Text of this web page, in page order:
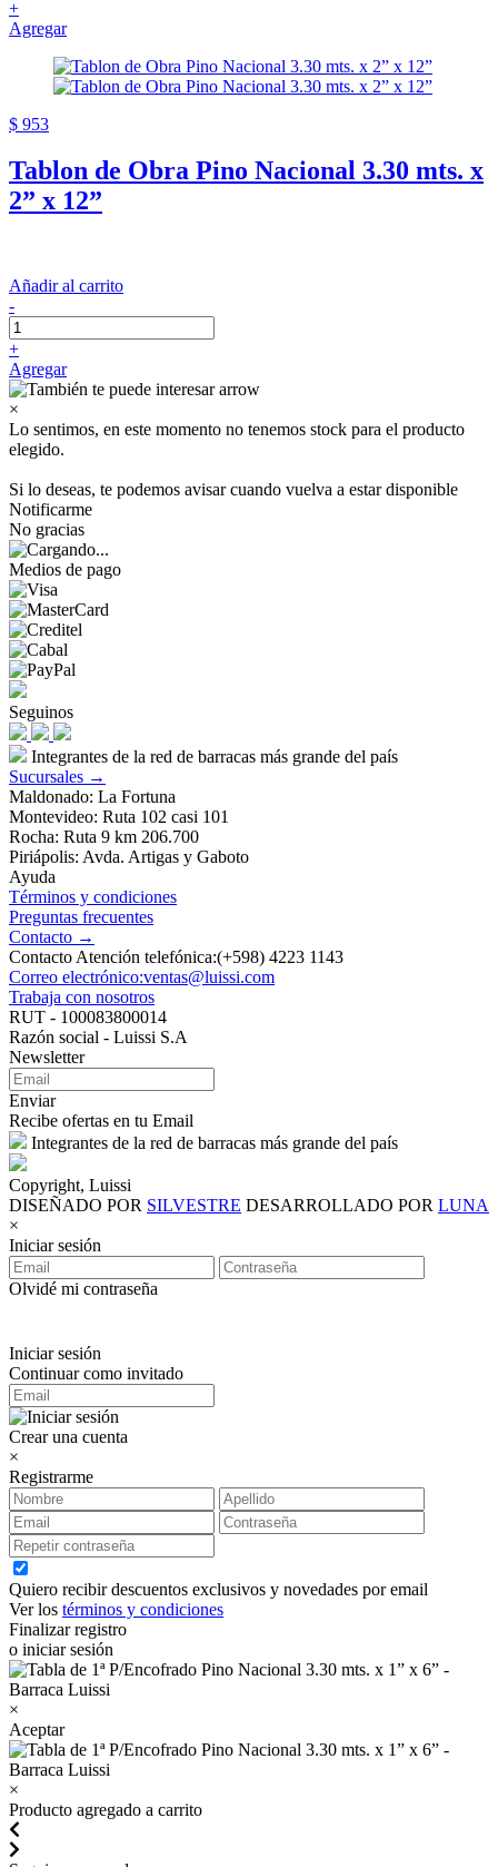
+
Agregar
$ 953
Tablon de Obra Pino Nacional 3.30 mts. x
2” x 12”
Añadir al carrito
-
+
Agregar
×
Lo sentimos, en este momento no tenemos stock para el producto
elegido.
Si lo deseas, te podemos avisar cuando vuelva a estar disponible
Notificarme
No gracias
Medios de pago
Seguinos
Integrantes de la red de barracas más grande del país
Sucursales →
Maldonado: La Fortuna
Montevideo: Ruta 102 casi 101
Rocha: Ruta 9 km 206.700
Piriápolis: Avda. Artigas y Gaboto
Ayuda
Términos y condiciones
Preguntas frecuentes
Contacto →
Contacto Atención telefónica:(+598) 4223 1143
Correo electrónico:ventas@luissi.com
Trabaja con nosotros
RUT - 100083800014
Razón social - Luissi S.A
Newsletter
Enviar
Recibe ofertas en tu Email
Integrantes de la red de barracas más grande del país
Copyright, Luissi
DISEÑADO POR SILVESTRE DESARROLLADO POR LUNA
×
Iniciar sesión
Olvidé mi contraseña
Iniciar sesión
Continuar como invitado
Crear una cuenta
×
Registrarme
Quiero recibir descuentos exclusivos y novedades por email
Ver los términos y condiciones
Finalizar registro
o iniciar sesión
×
Aceptar
×
Producto agregado a carrito